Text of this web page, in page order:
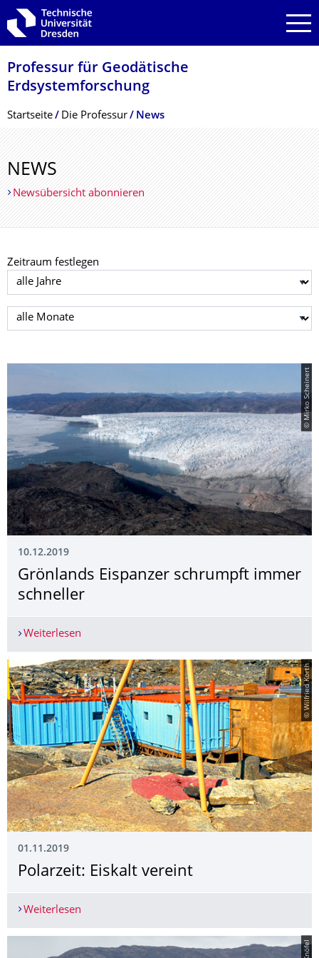
Zur Hauptnavigation springen
Zur Suche springen
Zum Inhalt springen
Professur für Geodätische
Erdsystemforschung
Breadcrumb-Menü
Startseite Die Professur News
NEWS
Newsübersicht abonnieren
Zeitraum festlegen
Jahr auswählen
Monat auswählen
© Mirko Scheinert
10.12.2019
Grönlands Eispanzer schrumpft immer
schneller
Weiterlesen
© Wilfried Korth
01.11.2019
Polarzeit: Eiskalt vereint
Weiterlesen